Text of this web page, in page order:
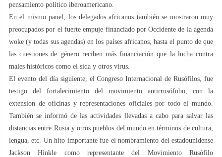
pensamiento político iberoamericano.
En el mismo panel, los delegados africanos también se mostraron muy
preocupados por el fuerte empuje financiado por Occidente de la agenda
woke (y todas sus agendas) en los países africanos, hasta el punto de que
las cuestiones de género reciben más financiación que la lucha contra
males históricos como el sida y otros virus.
El evento del día siguiente, el Congreso Internacional de Rusófilos, fue
testigo del fortalecimiento del movimiento antirrusófobo, con la
extensión de oficinas y representaciones oficiales por todo el mundo.
También se informó de las actividades llevadas a cabo para salvar las
distancias entre Rusia y otros pueblos del mundo en términos de cultura,
lengua, etc. Un hito importante fue el nombramiento del estadounidense
Jackson Hinkle como representante del Movimiento Rusófilo